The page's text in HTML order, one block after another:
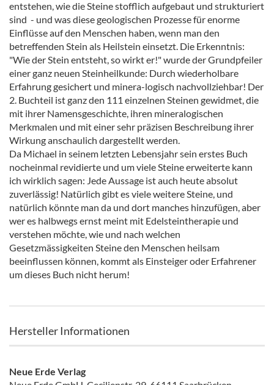
entstehen, wie die Steine stofflich aufgebaut und strukturiert
sind - und was diese geologischen Prozesse für enorme
Einflüsse auf den Menschen haben, wenn man den
betreffenden Stein als Heilstein einsetzt. Die Erkenntnis:
"Wie der Stein entsteht, so wirkt er!" wurde der Grundpfeiler
einer ganz neuen Steinheilkunde: Durch wiederholbare
Erfahrung gesichert und minera-logisch nachvollziehbar! Der
2. Buchteil ist ganz den 111 einzelnen Steinen gewidmet, die
mit ihrer Namensgeschichte, ihren mineralogischen
Merkmalen und mit einer sehr präzisen Beschreibung ihrer
Wirkung anschaulich dargestellt werden.
Da Michael in seinem letzten Lebensjahr sein erstes Buch
nocheinmal revidierte und um viele Steine erweiterte kann
ich wirklich sagen: Jede Aussage ist auch heute absolut
zuverlässig! Natürlich gibt es viele weitere Steine, und
natürlich könnte man da und dort manches hinzufügen, aber
wer es halbwegs ernst meint mit Edelsteintherapie und
verstehen möchte, wie und nach welchen
Gesetzmässigkeiten Steine den Menschen heilsam
beeinflussen können, kommt als Einsteiger oder Erfahrener
um dieses Buch nicht herum!
Hersteller Informationen
Neue Erde Verlag